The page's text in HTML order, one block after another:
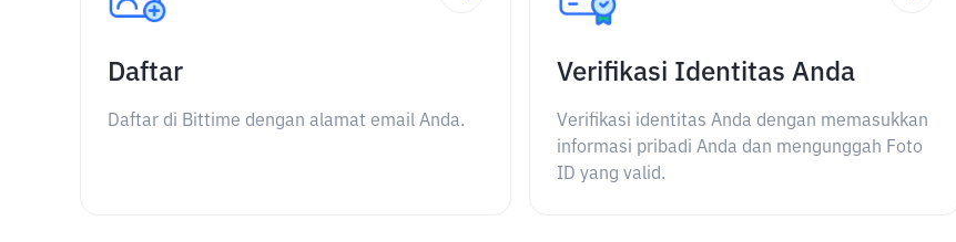
Daftar
Daftar di Bittime dengan alamat email Anda.
Verifikasi Identitas Anda
Verifikasi identitas Anda dengan memasukkan
informasi pribadi Anda dan mengunggah Foto
ID yang valid.